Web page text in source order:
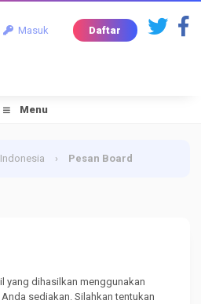
Masuk Daftar
Menu
› Pesan Board
yang dihasilkan menggunakan
sediakan. Silahkan tentukan